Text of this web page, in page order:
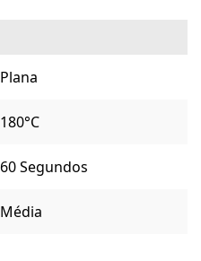
Plana
180°C
60 Segundos
Média